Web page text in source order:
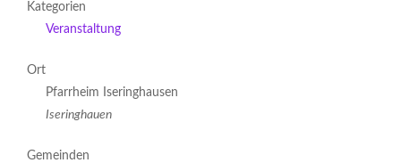
Kategorien
Veranstaltung
Ort
Pfarrheim Iseringhausen
Iseringhauen
Gemeinden